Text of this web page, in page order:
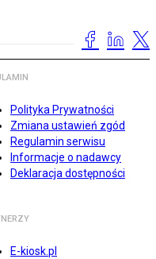
Polityka Prywatności
Zmiana ustawień zgód
Regulamin serwisu
Informacje o nadawcy
Deklaracja dostępności
E-kiosk.pl